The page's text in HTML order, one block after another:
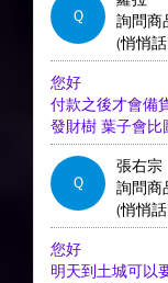
Q 詢問商
(悄悄
您好
付款之後才會備
發財樹 葉子會比
Q
張右宗
詢問商
(悄悄
您好
明天到土城可以